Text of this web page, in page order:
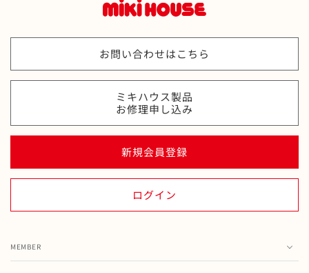
お問い合わせはこちら
ミキハウス製品
お修理申し込み
新規会員登録
ログイン
MEMBER